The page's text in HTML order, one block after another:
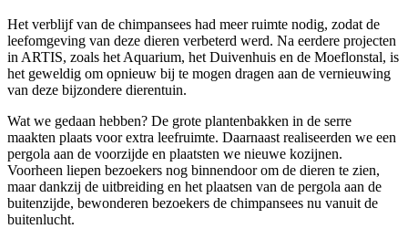
Het verblijf van de chimpansees had meer ruimte nodig, zodat de
leefomgeving van deze dieren verbeterd werd. Na eerdere projecten
in ARTIS, zoals het Aquarium, het Duivenhuis en de Moeflonstal, is
het geweldig om opnieuw bij te mogen dragen aan de vernieuwing
van deze bijzondere dierentuin.
Wat we gedaan hebben? De grote plantenbakken in de serre
maakten plaats voor extra leefruimte. Daarnaast realiseerden we een
pergola aan de voorzijde en plaatsten we nieuwe kozijnen.
Voorheen liepen bezoekers nog binnendoor om de dieren te zien,
maar dankzij de uitbreiding en het plaatsen van de pergola aan de
buitenzijde, bewonderen bezoekers de chimpansees nu vanuit de
buitenlucht.